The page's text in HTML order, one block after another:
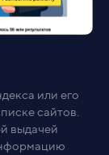
или его
сайтов.
выдачей